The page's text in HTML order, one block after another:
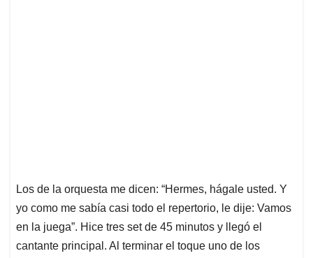
Los de la orquesta me dicen: “Hermes, hágale usted. Y
yo como me sabía casi todo el repertorio, le dije: Vamos
en la juega”. Hice tres set de 45 minutos y llegó el
cantante principal. Al terminar el toque uno de los